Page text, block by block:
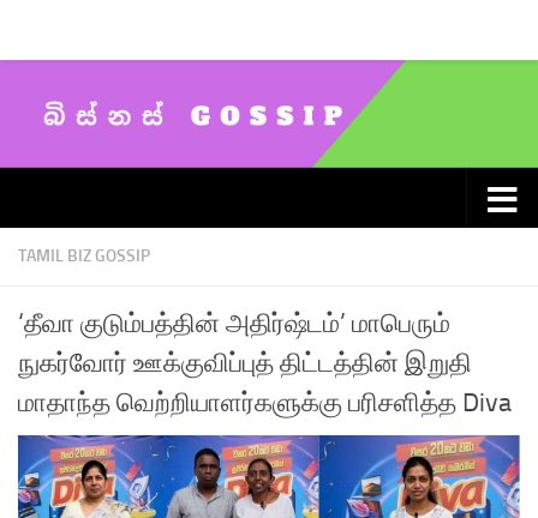
TAMIL BIZ GOSSIP
‘தீவா குடும்பத்தின் அதிர்ஷ்டம்’ மாபெரும்
நுகர்வோர் ஊக்குவிப்புத் திட்டத்தின் இறுதி
மாதாந்த வெற்றியாளர்களுக்கு பரிசளித்த Diva